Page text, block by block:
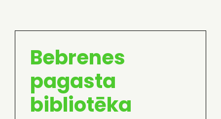
Bebrenes
pagasta
bibliotēka